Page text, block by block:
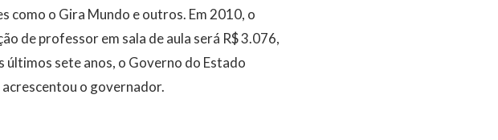
como o Gira Mundo e outros. Em 2010, o
de professor em sala de aula será R$ 3.076,
últimos sete anos, o Governo do Estado
acrescentou o governador.